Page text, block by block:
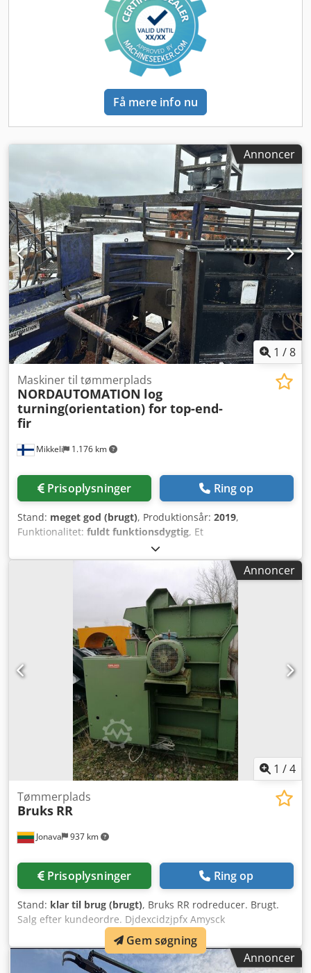
Få mere info nu
Annoncer
1 /8
Mikkeli 1.176 km
Maskiner til tømmerplads
NORDAUTOMATION log
turning(orientation) for top-end-
fir
Prisoplysninger Ring op
Stand: meget god (brugt), Produktionsår: 2019,
Funktionalitet: fuldt funktionsdygtig, Et
stamsorteringssystem til orientering af stammer med 'top-
enden først'-positionering er til salg. Systemet har kun
været i brug i få år, før hele stammeindfødningsanlægget
blev fjernet. Vi har også yderligere komponenter fra
samme stammeindfødningslinje tilgængelige. Djdpfswkdt
Annoncer
1 /4
Jonava 937 km
Tømmerplads
Bruks RR
Prisoplysninger Ring op
Stand: klar til brug (brugt), Bruks RR rodreducer. Brugt.
Salg efter kundeordre. Djdexcidzjpfx Amysck
Annoncer
Gem søgning